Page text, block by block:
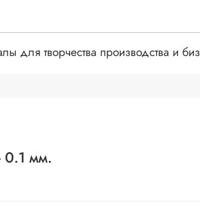
для творчества производства и
мм.